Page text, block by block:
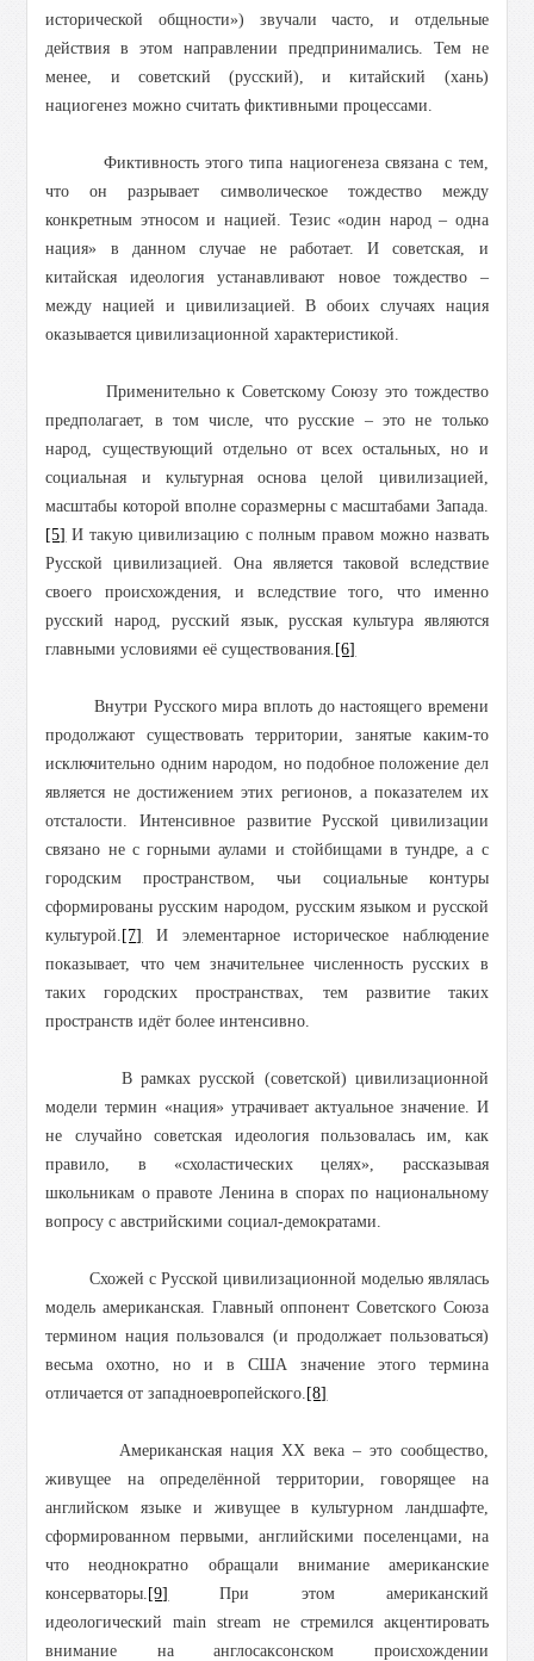
исторической общности») звучали часто, и отдельные
действия в этом направлении предпринимались. Тем не
менее, и советский (русский), и китайский (хань)
нациогенез можно считать фиктивными процессами.
Фиктивность этого типа нациогенеза связана с тем,
что он разрывает символическое тождество между
конкретным этносом и нацией. Тезис «один народ – одна
нация» в данном случае не работает. И советская, и
китайская идеология устанавливают новое тождество –
между нацией и цивилизацией. В обоих случаях нация
оказывается цивилизационной характеристикой.
Применительно к Советскому Союзу это тождество
предполагает, в том числе, что русские – это не только
народ, существующий отдельно от всех остальных, но и
социальная и культурная основа целой цивилизацией,
масштабы которой вполне соразмерны с масштабами Запада.
[5] И такую цивилизацию с полным правом можно назвать
Русской цивилизацией. Она является таковой вследствие
своего происхождения, и вследствие того, что именно
русский народ, русский язык, русская культура являются
главными условиями её существования. [6]
Внутри Русского мира вплоть до настоящего времени
продолжают существовать территории, занятые каким-то
исключительно одним народом, но подобное положение дел
является не достижением этих регионов, а показателем их
отсталости. Интенсивное развитие Русской цивилизации
связано не с горными аулами и стойбищами в тундре, а с
городским пространством, чьи социальные контуры
сформированы русским народом, русским языком и русской
культурой. [7]
И элементарное историческое наблюдение
показывает, что чем значительнее численность русских в
таких городских пространствах, тем развитие таких
пространств идёт более интенсивно.
В рамках русской (советской) цивилизационной
модели термин «нация» утрачивает актуальное значение. И
не случайно советская идеология пользовалась им, как
правило, в «схоластических целях», рассказывая
школьникам о правоте Ленина в спорах по национальному
вопросу с австрийскими социал-демократами.
Схожей с Русской цивилизационной моделью являлась
модель американская. Главный оппонент Советского Союза
термином нация пользовался (и продолжает пользоваться)
весьма охотно, но и в США значение этого термина
отличается от западноевропейского. [8]
Американская нация ХХ века – это сообщество,
живущее на определённой территории, говорящее на
английском языке и живущее в культурном ландшафте,
сформированном первыми, английскими поселенцами, на
что неоднократно обращали внимание американские
консерваторы. [9]
При этом американский
идеологический main stream не стремился акцентировать
внимание на англосаксонском происхождении